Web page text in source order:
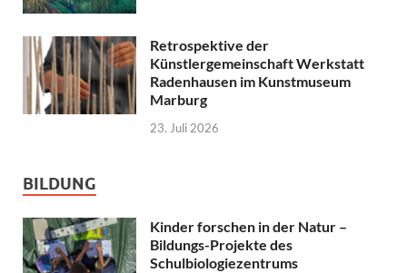
Retrospektive der
Künstlergemeinschaft Werkstatt
Radenhausen im Kunstmuseum
Marburg
23. Juli 2026
BILDUNG
Kinder forschen in der Natur –
Bildungs-Projekte des
Schulbiologiezentrums